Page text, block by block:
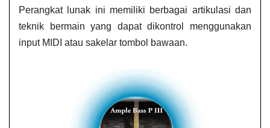
Perangkat lunak ini memiliki berbagai artikulasi dan
teknik bermain yang dapat dikontrol menggunakan
input MIDI atau sakelar tombol bawaan.